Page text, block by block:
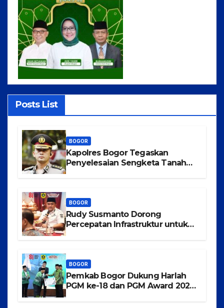
Posts List
BOGOR
Kapolres Bogor Tegaskan
Penyelesaian Sengketa Tanah
BOGOR
Rudy Susmanto Dorong
Percepatan Infrastruktur untuk
BOGOR
Pemkab Bogor Dukung Harlah
PGM ke-18 dan PGM Award 2026,